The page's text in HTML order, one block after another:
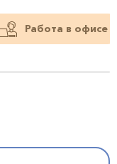
Работа в офисе